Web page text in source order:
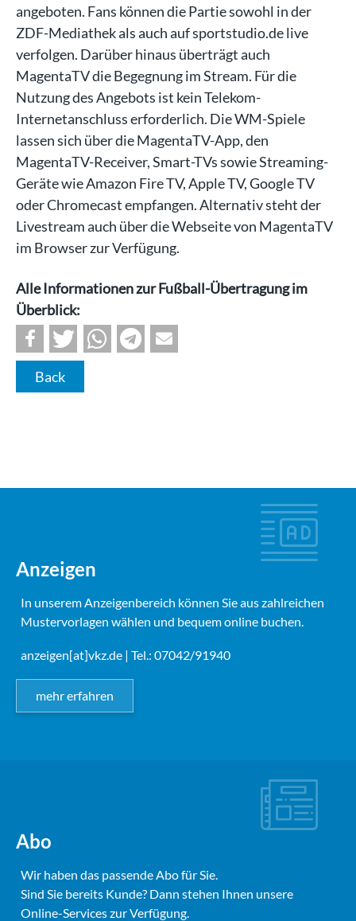
angeboten. Fans können die Partie sowohl in der
ZDF-Mediathek als auch auf sportstudio.de live
verfolgen. Darüber hinaus überträgt auch
MagentaTV die Begegnung im Stream. Für die
Nutzung des Angebots ist kein Telekom-
Internetanschluss erforderlich. Die WM-Spiele
lassen sich über die MagentaTV-App, den
MagentaTV-Receiver, Smart-TVs sowie Streaming-
Geräte wie Amazon Fire TV, Apple TV, Google TV
oder Chromecast empfangen. Alternativ steht der
Livestream auch über die Webseite von MagentaTV
im Browser zur Verfügung.
Alle Informationen zur Fußball-Übertragung im
Überblick:
Back
Anzeigen
In unserem Anzeigenbereich können Sie aus zahlreichen
Mustervorlagen wählen und bequem online buchen.
anzeigen[at]vkz.de | Tel.: 07042/91940
mehr erfahren
Abo
Wir haben das passende Abo für Sie.
Sind Sie bereits Kunde? Dann stehen Ihnen unsere
Online-Services zur Verfügung.